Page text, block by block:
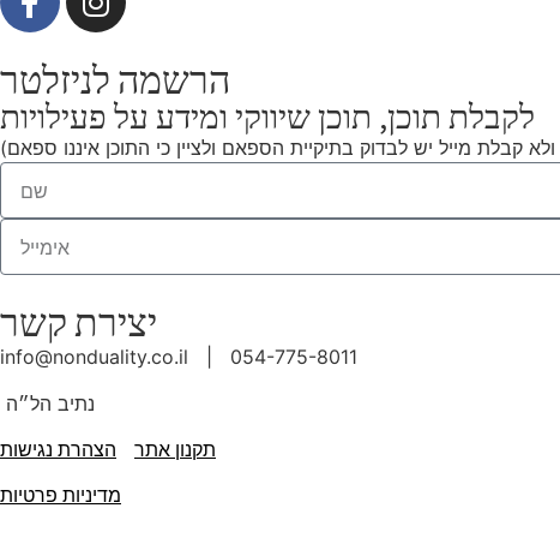
הרשמה לניזלטר
לקבלת תוכן, תוכן שיווקי ומידע על פעילויות
יצירת קשר
info@nonduality.co.il | 054-775-8011⁩
נתיב הל״ה
תקנון אתר
הצהרת נגישות
מדיניות פרטיות